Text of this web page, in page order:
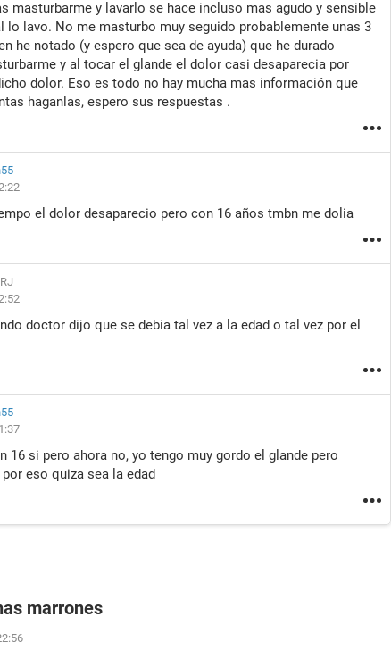
masturbarme y lavarlo se hace incluso mas agudo y sensible
lo lavo. No me masturbo muy seguido probablemente unas 3
he notado (y espero que sea de ayuda) que he durado
y al tocar el glande el dolor casi desaparecia por
dolor. Eso es todo no hay mucha mas información que
haganlas, espero sus respuestas .
el dolor desaparecio pero con 16 años tmbn me dolia
doctor dijo que se debia tal vez a la edad o tal vez por el
16 si pero ahora no, yo tengo muy gordo el glande pero
eso quiza sea la edad
marrones